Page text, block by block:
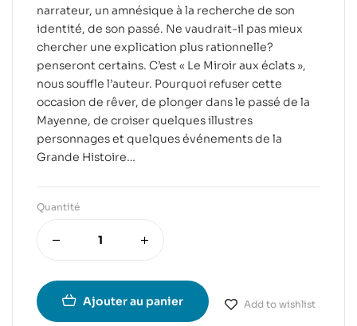
narrateur, un amnésique à la recherche de son
identité, de son passé. Ne vaudrait-il pas mieux
chercher une explication plus rationnelle?
penseront certains. C’est « Le Miroir aux éclats »,
nous souffle l’auteur. Pourquoi refuser cette
occasion de rêver, de plonger dans le passé de la
Mayenne, de croiser quelques illustres
personnages et quelques événements de la
Grande Histoire…
Quantité
Ajouter au panier Add to wishlist